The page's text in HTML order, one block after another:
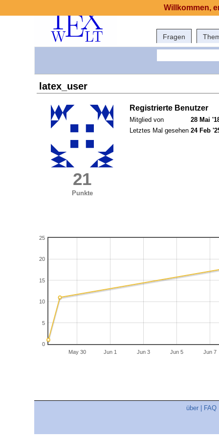
Fragen
latex_user
21
Punkte
Registrierte Benutzer
Mitglied von
28 Mai
Letztes Mal gesehen 24 Feb
May 30 Jun 1 Jun 3 Jun 5 Jun 7
0
5
10
15
20
25
über FAQ
Willkommen,